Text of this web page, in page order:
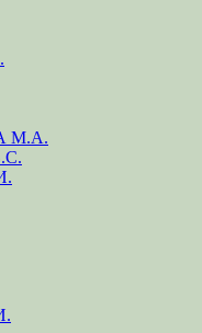
М.А.